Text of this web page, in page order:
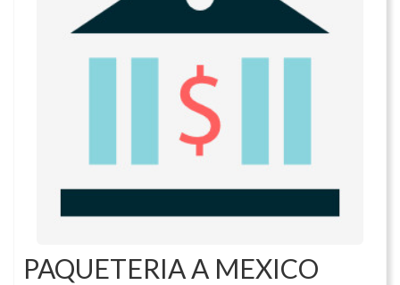
PAQUETERIA A MEXICO